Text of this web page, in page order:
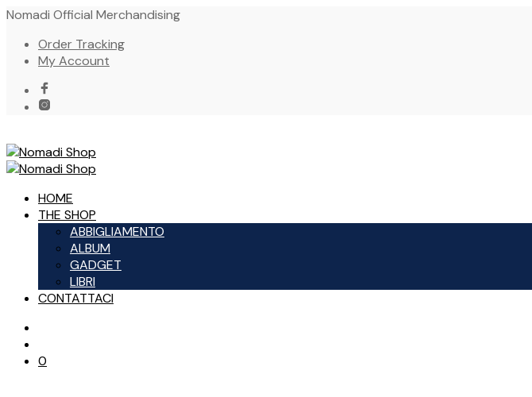
Nomadi Official Merchandising
Order Tracking
My Account
HOME
THE SHOP
ABBIGLIAMENTO
ALBUM
GADGET
LIBRI
CONTATTACI
0